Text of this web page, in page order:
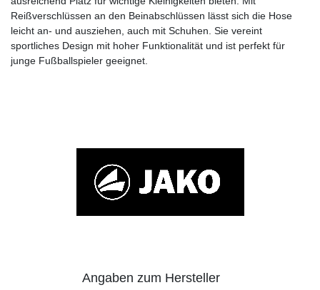
Reißverschlüssen an den Beinabschlüssen lässt sich die Hose
leicht an- und ausziehen, auch mit Schuhen. Sie vereint
sportliches Design mit hoher Funktionalität und ist perfekt für
junge Fußballspieler geeignet.
Angaben zum Hersteller